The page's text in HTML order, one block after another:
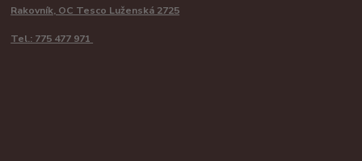
Rakovník, OC Tesco Luženská 2725
Tel.: 775 477 971